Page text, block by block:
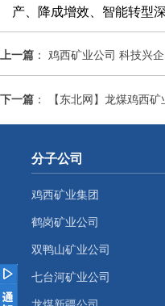
产、降成增效、智能转型
上一篇 ： 鸡西矿业公司 科技兴
下一篇 ： 【东北网】龙煤鸡西
分子公司
鸡西矿业集团
鹤岗矿业公司
双鸭山矿业公司
七台河矿业公司